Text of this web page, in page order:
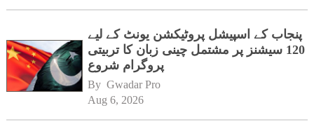
پنجاب کے اسپیشل پروٹیکشن یونٹ کے لیے
120 سیشنز پر مشتمل چینی زبان کا تربیتی
پروگرام شروع
By Gwadar Pro
Aug 6, 2026